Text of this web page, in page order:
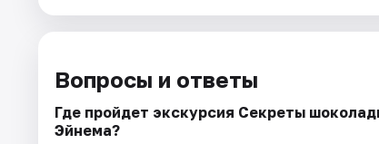
Вопросы и ответы
Где пройдет экскурсия Секреты
Эйнема?